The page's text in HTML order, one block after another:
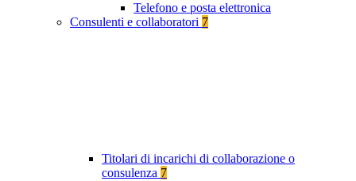
Telefono e posta elettronica
Consulenti e collaboratori 7
Titolari di incarichi di collaborazione o
consulenza 7